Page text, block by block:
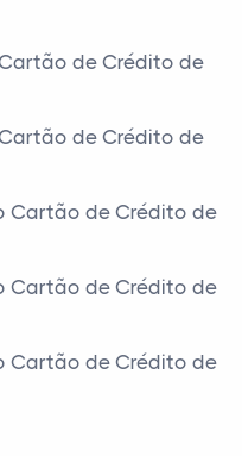
de Crédito de
de Crédito de
Cartão de Crédito de
Cartão de Crédito de
Cartão de Crédito de